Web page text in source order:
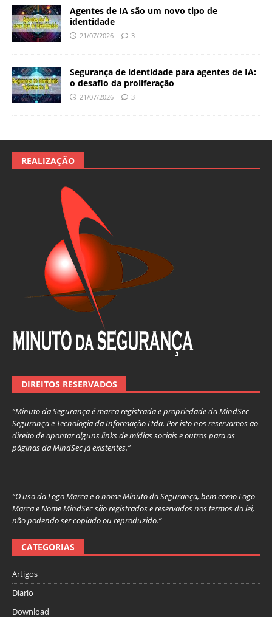
Agentes de IA são um novo tipo de
identidade
21/07/2026 3
Segurança de identidade para agentes de IA:
o desafio da proliferação
21/07/2026 3
REALIZAÇÃO
DIREITOS RESERVADOS
“Minuto da Segurança é marca registrada e propriedade da MindSec
Segurança e Tecnologia da Informação Ltda. Por isto nos reservamos ao
direito de apontar alguns links de mídias sociais e outros para as
páginas da MindSec já existentes.”
“O uso da Logo Marca e o nome Minuto da Segurança, bem como Logo
Marca e Nome MindSec são registrados e reservados nos termos da lei,
não podendo ser copiado ou reproduzido.”
CATEGORIAS
Artigos
Diario
Download